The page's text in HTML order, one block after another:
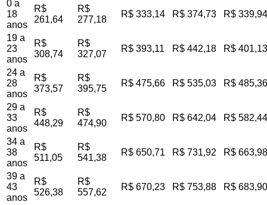
0 a
18
anos
R$
261,64
R$
277,18
R$ 333,14 R$ 374,73 R$ 339,94
19 a
23
anos
R$
308,74
R$
327,07
R$ 393,11 R$ 442,18 R$ 401,13
24 a
28
anos
R$
373,57
R$
395,75
R$ 475,66 R$ 535,03 R$ 485,36
29 a
33
anos
R$
448,29
R$
474,90
R$ 570,80 R$ 642,04 R$ 582,44
34 a
38
anos
R$
511,05
R$
541,38
R$ 650,71 R$ 731,92 R$ 663,98
39 a
43
anos
R$
526,38
R$
557,62
R$ 670,23 R$ 753,88 R$ 683,90